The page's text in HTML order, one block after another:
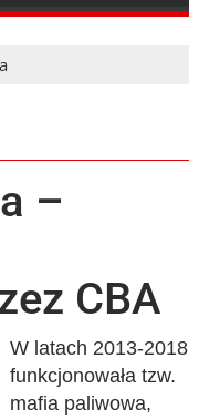
–
CBA
W latach 2013-2018
funkcjonowała tzw.
mafia paliwowa,